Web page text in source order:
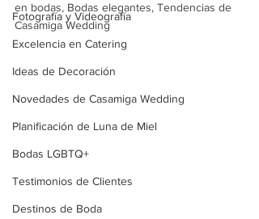
Fotografía y Videografía
Excelencia en Catering
Ideas de Decoración
Novedades de Casamiga Wedding
Planificación de Luna de Miel
Bodas LGBTQ+
Testimonios de Clientes
Destinos de Boda
en bodas, Bodas elegantes, Tendencias de
Casamiga Wedding